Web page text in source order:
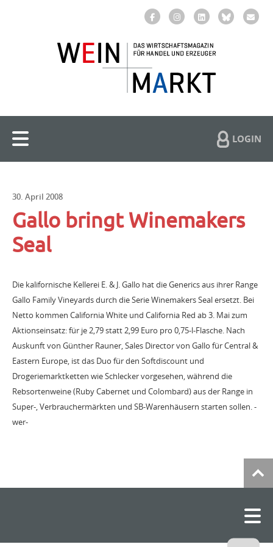
LOGIN
30. April 2008
Gallo bringt Winemakers
Seal
Die kalifornische Kellerei E. & J. Gallo hat die Generics aus ihrer Range
Gallo Family Vineyards durch die Serie Winemakers Seal ersetzt. Bei
Netto kommen California White und California Red ab 3. Mai zum
Aktionseinsatz: für je 2,79 statt 2,99 Euro pro 0,75-l-Flasche. Nach
Auskunft von Günther Rauner, Sales Director von Gallo für Central &
Eastern Europe, ist das Duo für den Softdiscount und
Drogeriemarktketten wie Schlecker vorgesehen, während die
Rebsortenweine (Ruby Cabernet und Colombard) aus der Range in
Super-, Verbrauchermärkten und SB-Warenhäusern starten sollen. -
wer-